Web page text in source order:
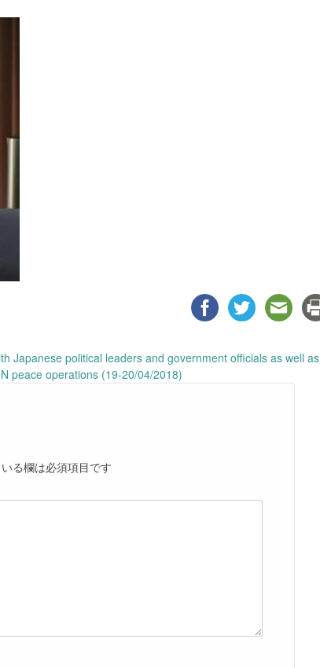
Japanese political leaders and government officials as well as
peace operations (19-20/04/2018)
る欄は必須項目です